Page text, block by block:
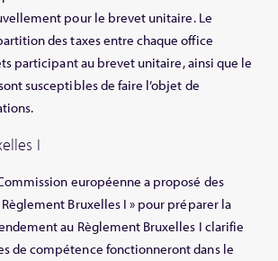
pour le brevet unitaire. Le
des taxes entre chaque office
participant au brevet unitaire, ainsi que le
susceptibles de faire l’objet de
I
européenne a proposé des
Bruxelles I » pour préparer la
au Règlement Bruxelles I clarifie
de compétence fonctionneront dans le